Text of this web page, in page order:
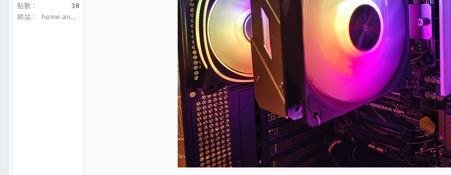
點數
38
網站
home.anet.net.tw